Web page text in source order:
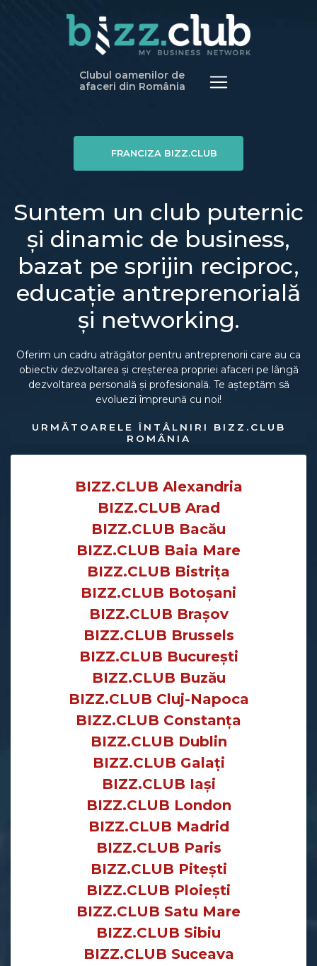
Clubul oamenilor de
afaceri din România
FRANCIZA BIZZ.CLUB
Suntem un club puternic
și dinamic de business,
bazat pe sprijin reciproc,
educație antreprenorială
și networking.
Oferim un cadru atrăgător pentru antreprenorii care au ca
obiectiv dezvoltarea și creșterea propriei afaceri pe lângă
dezvoltarea personală și profesională. Te așteptăm să
evoluezi împreună cu noi!
URMĂTOARELE ÎNTÂLNIRI BIZZ.CLUB
ROMÂNIA
BIZZ.CLUB Alexandria
BIZZ.CLUB Arad
BIZZ.CLUB Bacău
BIZZ.CLUB Baia Mare
BIZZ.CLUB Bistrița
BIZZ.CLUB Botoșani
BIZZ.CLUB Brașov
BIZZ.CLUB Brussels
BIZZ.CLUB București
BIZZ.CLUB Buzău
BIZZ.CLUB Cluj-Napoca
BIZZ.CLUB Constanța
BIZZ.CLUB Dublin
BIZZ.CLUB Galați
BIZZ.CLUB Iași
BIZZ.CLUB London
BIZZ.CLUB Madrid
BIZZ.CLUB Paris
BIZZ.CLUB Pitești
BIZZ.CLUB Ploiești
BIZZ.CLUB Satu Mare
BIZZ.CLUB Sibiu
BIZZ.CLUB Suceava